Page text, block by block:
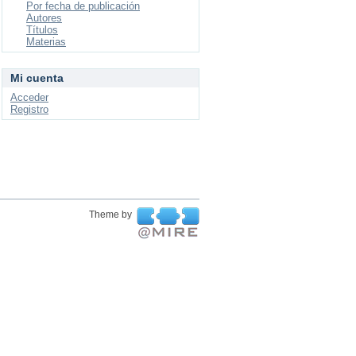
Por fecha de publicación
Autores
Títulos
Materias
Mi cuenta
Acceder
Registro
Theme by